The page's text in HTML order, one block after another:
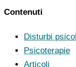
Contenuti
Disturbi
Psicoterapie
Articoli